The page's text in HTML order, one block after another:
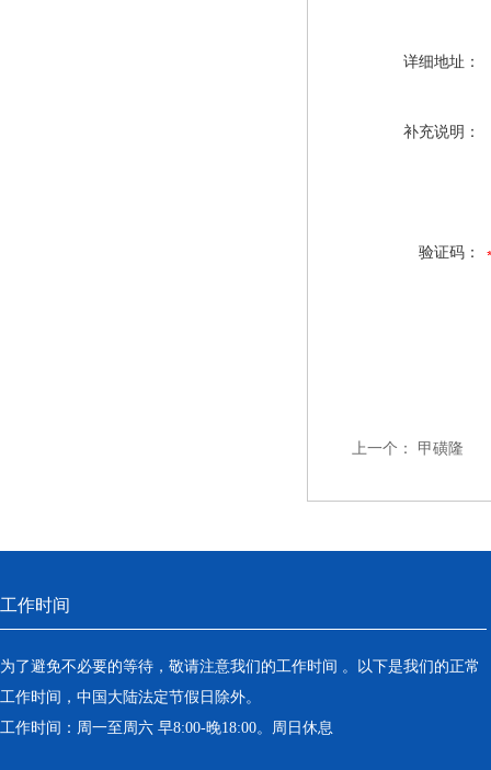
详细地址：
补充说明：
验证码：
上一个： 甲磺隆
工作时间
为了避免不必要的等待，敬请注意我们的工作时间 。以下是我们的正常
工作时间，中国大陆法定节假日除外。
工作时间：周一至周六 早8:00-晚18:00。周日休息